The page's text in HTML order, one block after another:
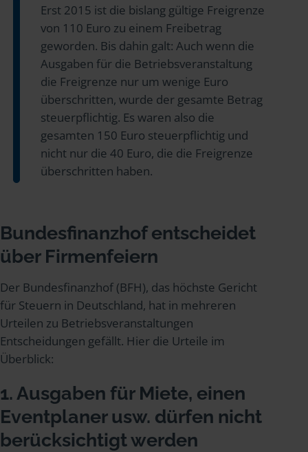
Erst 2015 ist die bislang gültige Freigrenze
von 110 Euro zu einem Freibetrag
geworden. Bis dahin galt: Auch wenn die
Ausgaben für die Betriebsveranstaltung
die Freigrenze nur um wenige Euro
überschritten, wurde der gesamte Betrag
steuerpflichtig. Es waren also die
gesamten 150 Euro steuerpflichtig und
nicht nur die 40 Euro, die die Freigrenze
überschritten haben.
Bundesfinanzhof entscheidet
über Firmenfeiern
Der Bundesfinanzhof (BFH), das höchste Gericht
für Steuern in Deutschland, hat in mehreren
Urteilen zu Betriebsveranstaltungen
Entscheidungen gefällt. Hier die Urteile im
Überblick:
1. Ausgaben für Miete, einen
Eventplaner usw. dürfen nicht
berücksichtigt werden